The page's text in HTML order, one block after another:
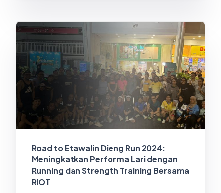
Road to Etawalin Dieng Run 2024:
Meningkatkan Performa Lari dengan
Running dan Strength Training Bersama
RIOT